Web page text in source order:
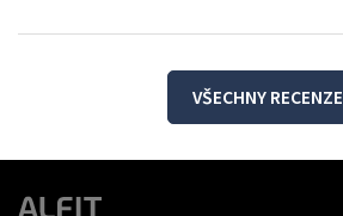
VŠECHNY RECENZE